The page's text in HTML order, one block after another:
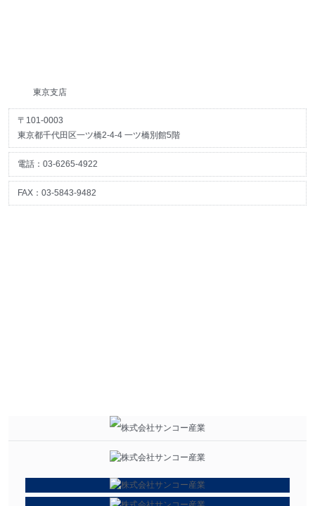
東京支店
〒101-0003
東京都千代田区一ツ橋2-4-4 一ツ橋別館5階
電話：03-6265-4922
FAX：03-5843-9482